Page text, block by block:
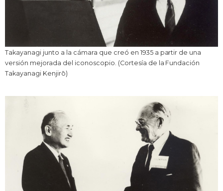
Takayanagi junto a la cámara que creó en 1935 a partir de una
versión mejorada del iconoscopio. (Cortesía de la Fundación
Takayanagi Kenjirō)